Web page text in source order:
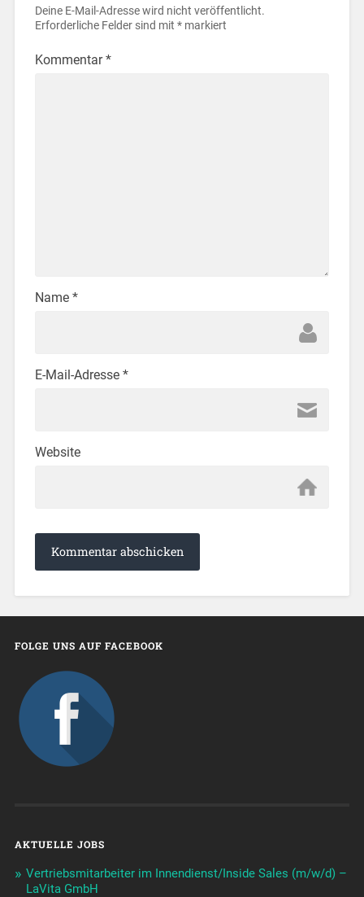
Deine E-Mail-Adresse wird nicht veröffentlicht.
Erforderliche Felder sind mit *markiert
Kommentar*
Name *
E-Mail-Adresse *
Website
FOLGE UNS AUF FACEBOOK
AKTUELLE JOBS
Vertriebsmitarbeiter im Innendienst/Inside Sales (m/w/d) –
LaVita GmbH